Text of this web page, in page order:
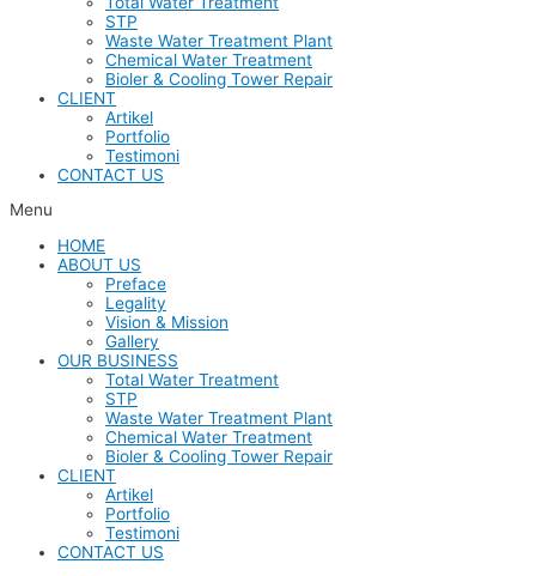
STP
Waste Water Treatment Plant
Chemical Water Treatment
Bioler & Cooling Tower Repair
CLIENT
Artikel
Portfolio
Testimoni
CONTACT US
Menu
HOME
ABOUT US
Preface
Legality
Vision & Mission
Gallery
OUR BUSINESS
Total Water Treatment
STP
Waste Water Treatment Plant
Chemical Water Treatment
Bioler & Cooling Tower Repair
CLIENT
Artikel
Portfolio
Testimoni
CONTACT US